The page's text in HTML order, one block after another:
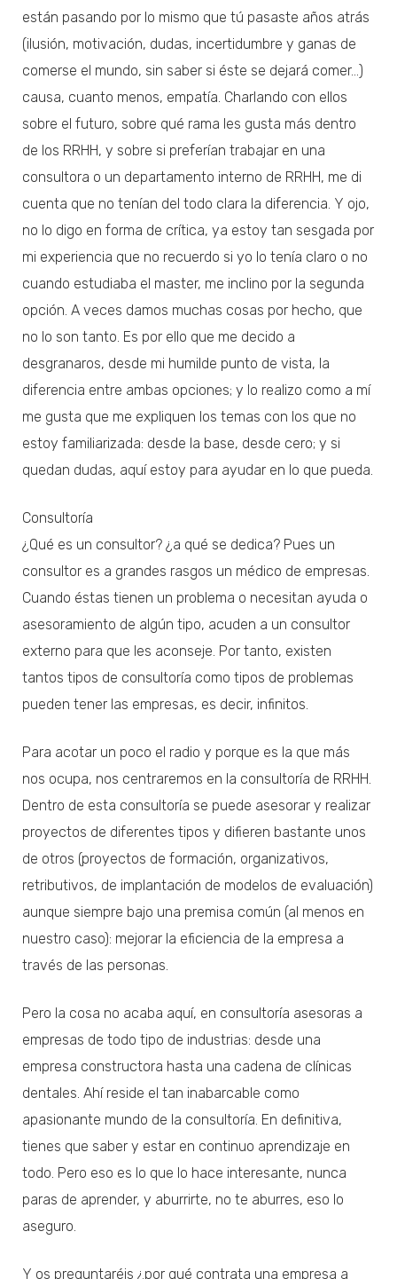
están pasando por lo mismo que tú pasaste años atrás
(ilusión, motivación, dudas, incertidumbre y ganas de
comerse el mundo, sin saber si éste se dejará comer…)
causa, cuanto menos, empatía. Charlando con ellos
sobre el futuro, sobre qué rama les gusta más dentro
de los RRHH, y sobre si preferían trabajar en una
consultora o un departamento interno de RRHH, me di
cuenta que no tenían del todo clara la diferencia. Y ojo,
no lo digo en forma de crítica, ya estoy tan sesgada por
mi experiencia que no recuerdo si yo lo tenía claro o no
cuando estudiaba el master, me inclino por la segunda
opción. A veces damos muchas cosas por hecho, que
no lo son tanto. Es por ello que me decido a
desgranaros, desde mi humilde punto de vista, la
diferencia entre ambas opciones; y lo realizo como a mí
me gusta que me expliquen los temas con los que no
estoy familiarizada: desde la base, desde cero; y si
quedan dudas, aquí estoy para ayudar en lo que pueda.
Consultoría
¿Qué es un consultor? ¿a qué se dedica? Pues un
consultor es a grandes rasgos un médico de empresas.
Cuando éstas tienen un problema o necesitan ayuda o
asesoramiento de algún tipo, acuden a un consultor
externo para que les aconseje. Por tanto, existen
tantos tipos de consultoría como tipos de problemas
pueden tener las empresas, es decir, infinitos.
Para acotar un poco el radio y porque es la que más
nos ocupa, nos centraremos en la consultoría de RRHH.
Dentro de esta consultoría se puede asesorar y realizar
proyectos de diferentes tipos y difieren bastante unos
de otros (proyectos de formación, organizativos,
retributivos, de implantación de modelos de evaluación)
aunque siempre bajo una premisa común (al menos en
nuestro caso): mejorar la eficiencia de la empresa a
través de las personas.
Pero la cosa no acaba aquí, en consultoría asesoras a
empresas de todo tipo de industrias: desde una
empresa constructora hasta una cadena de clínicas
dentales. Ahí reside el tan inabarcable como
apasionante mundo de la consultoría. En definitiva,
tienes que saber y estar en continuo aprendizaje en
todo. Pero eso es lo que lo hace interesante, nunca
paras de aprender, y aburrirte, no te aburres, eso lo
aseguro.
Y os preguntaréis ¿por qué contrata una empresa a